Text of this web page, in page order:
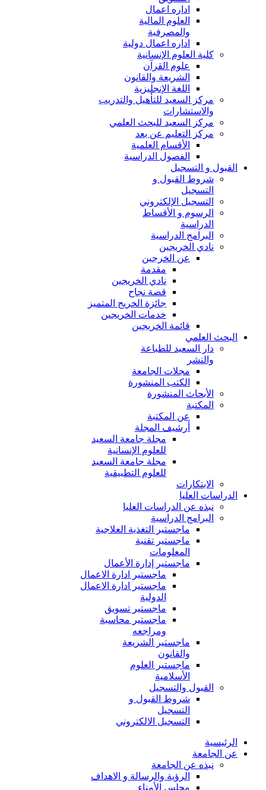
اداره اعمال
العلوم المالية
والمصرفية
اداره اعمال دولية
كلية العلوم الإنسانية
علوم القرآن
الشريعة والقانون
اللغة الإنجليزية
مركز السعيد للتأهيل والتدريب
والاستشارات
مركز السعيد للبحث العلمي
مركز التعليم عن بعد
الأقسام العلمية
الفصول الدراسية
القبول و التسجيل
شروط القبول و
التسجيل
التسجيل الإلكتروني
الرسوم و الأقساط
الدراسية
البرامج الدراسية
نادي الخريجين
عن الخرجين
مقدمة
نادي الخريجين
قصة نجاح
جائزة الخريج المتميز
خدمات الخريجين
قائمة الخريجين
البحث العلمي
دار السعيد للطباعة
والنشر
مجلات الجامعة
الكتب المنشورة
الأبحاث المنشورة
المكتبة
عن المكتبة
أرشيف المجلة
مجلة جامعة السعيد
للعلوم الإنسانية
مجلة جامعة السعيد
للعلوم التطبيقية
الابتكارات
الدراسات العليا
نبذه عن الدراسات العليا
البرامج الدراسية
ماجستير التغذية العلاجية
ماجستير تقنية
المعلومات
ماجستير إدارة الأعمال
ماجستير ادارة الاعمال
ماجستير ادارة الاعمال
الدولية
ماجستير تسويق
ماجستير محاسبة
ومراجعه
ماجستير الشريعة
والقانون
ماجستير العلوم
الأسلامية
القبول والتسجيل
شروط القبول و
التسجيل
التسجيل الالكتروني
الرئيسية
عن الجامعة
نبذه عن الجامعة
الرؤية والرسالة و الاهداف
مجلس الأمناء